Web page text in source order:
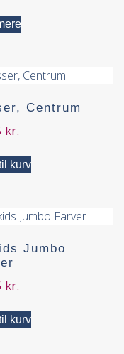
Centrum
kr.
kurv
Jumbo
kr.
kurv